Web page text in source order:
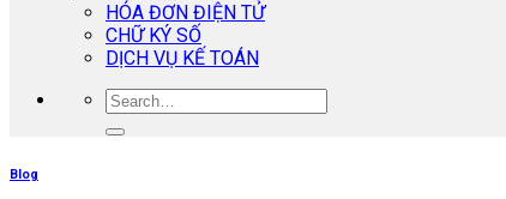
HÓA ĐƠN ĐIỆN TỬ
CHỮ KÝ SỐ
DỊCH VỤ KẾ TOÁN
Blog